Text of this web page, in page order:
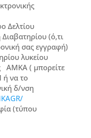
Δελτίου
(ό,τι
σας εγγραφή)
λυκείου
ΑΜΚΑ ( μπορείτε
ή να το
δ/νση
(τύπου